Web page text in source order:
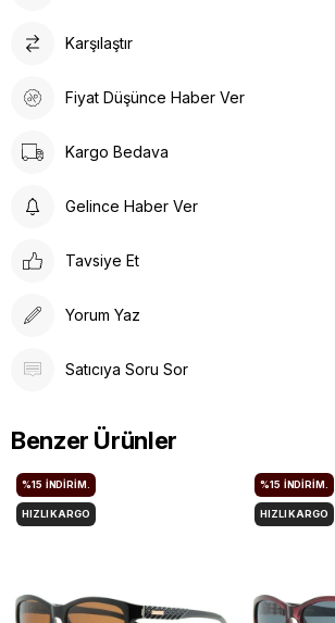
Karşılaştır
Fiyat Düşünce Haber Ver
Kargo Bedava
Gelince Haber Ver
Tavsiye Et
Yorum Yaz
Satıcıya Soru Sor
Benzer Ürünler
%15 İNDIRIM.
HIZLI KARGO
%15 İNDIRIM.
HIZLI KARGO